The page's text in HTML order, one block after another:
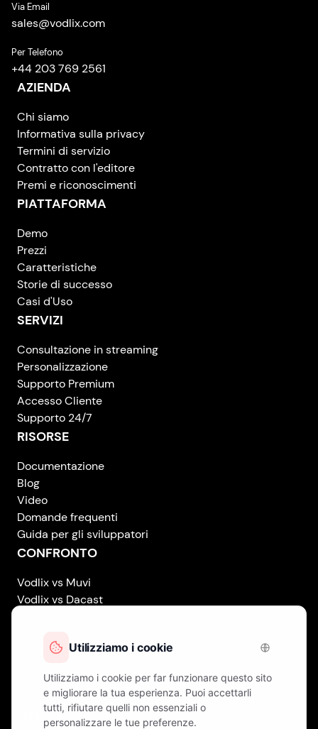
Via Email
sales@vodlix.com
Per Telefono
+44 203 769 2561
AZIENDA
Chi siamo
Informativa sulla privacy
Termini di servizio
Contratto con l'editore
Premi e riconoscimenti
PIATTAFORMA
Demo
Prezzi
Caratteristiche
Storie di successo
Casi d'Uso
SERVIZI
Consultazione in streaming
Personalizzazione
Supporto Premium
Accesso Cliente
Supporto 24/7
RISORSE
Documentazione
Blog
Video
Domande frequenti
Guida per gli sviluppatori
CONFRONTO
Vodlix vs Muvi
Vodlix vs Dacast
Vodlix vs Brightcove
Vodlix on LinkedIn
Vodlix on Facebook
Vodlix on X (Twitter)
Vodlix on Instagram